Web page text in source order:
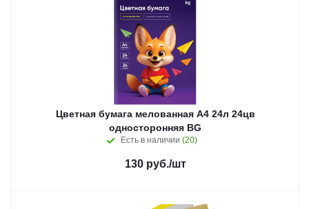
Цветная бумага мелованная А4 24л 24цв
односторонняя BG
Есть в наличии (20)
130руб./шт